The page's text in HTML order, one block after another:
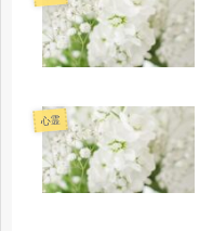
心霊